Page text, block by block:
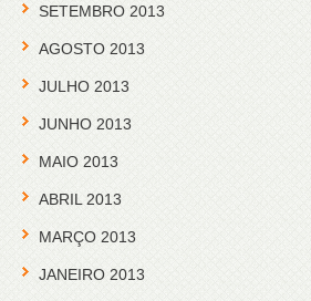
SETEMBRO 2013
AGOSTO 2013
JULHO 2013
JUNHO 2013
MAIO 2013
ABRIL 2013
MARÇO 2013
JANEIRO 2013